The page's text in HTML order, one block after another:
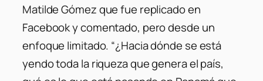
Matilde Gómez que fue replicado en
Facebook y comentado, pero desde un
enfoque limitado. “¿Hacia dónde se está
yendo toda la riqueza que genera el país,